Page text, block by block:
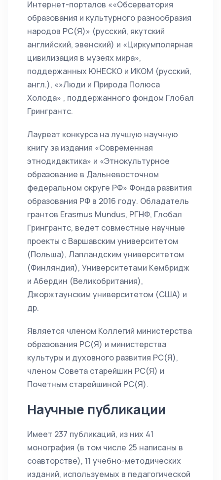
Интернет-порталов ««Обсерватория
образования и культурного разнообразия
народов РС(Я)» (русский, якутский
английский, эвенский) и «Циркумполярная
цивилизация в музеях мира»,
поддержанных ЮНЕСКО и ИКОМ (русский,
англ.), «»Люди и Природа Полюса
Холода» , поддержанного фондом Глобал
Грингрантс.
Лауреат конкурса на лучшую научную
книгу за издания «Современная
этнодидактика» и «Этнокультурное
образование в Дальневосточном
федеральном округе РФ» Фонда развития
образования РФ в 2016 году. Обладатель
грантов Erasmus Mundus, РГНФ, Глобал
Грингрантс, ведет совместные научные
проекты с Варшавским университетом
(Польша), Лапландским университетом
(Финляндия), Университетами Кембридж
и Абердин (Великобритания),
Джоржтаунским университетом (США) и
др.
Является членом Коллегий министерства
образования РС(Я) и министерства
культуры и духовного развития РС(Я),
членом Совета старейшин РС(Я) и
Почетным старейшиной РС(Я).
Научные публикации
Имеет 237 публикаций, из них 41
монография (в том числе 25 написаны в
соавторстве), 11 учебно-методических
изданий, используемых в педагогической